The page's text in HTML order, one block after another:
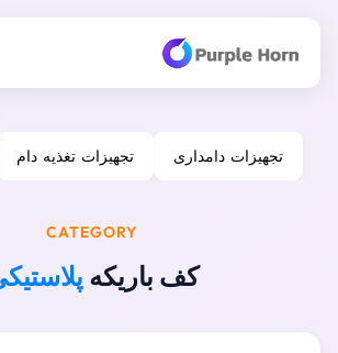
تجهیزات دامداری تجهیزات تغذیه دام
CATEGORY
کف باریکه